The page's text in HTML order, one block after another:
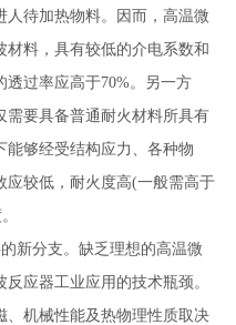
人待加热物料。因而，高温微
料，具有较低的介电系数和
过率应高于70%。另一方
需要具备普通耐火材料所具有
能够经受结构应力、各种物
应较低，耐火度高(一般需高于
新分支。缺乏理想的高温微
应器工业应用的技术瓶颈。
、机械性能及热物理性质取决